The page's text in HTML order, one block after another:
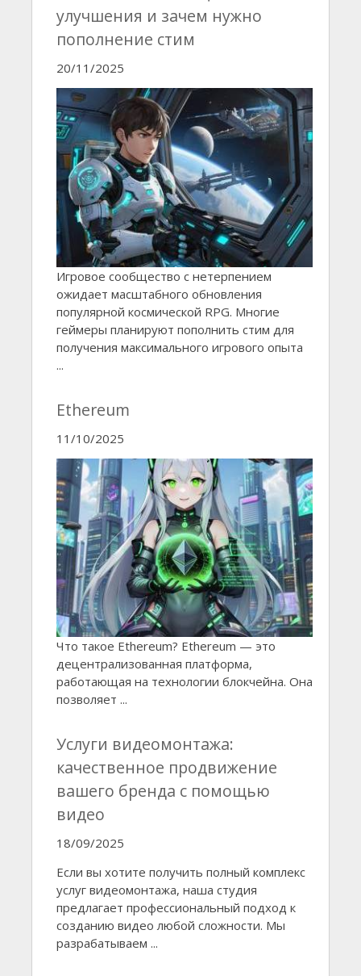
улучшения и зачем нужно
пополнение стим
20/11/2025
Игровое сообщество с нетерпением
ожидает масштабного обновления
популярной космической RPG. Многие
геймеры планируют пополнить стим для
получения максимального игрового опыта
...
Ethereum
11/10/2025
Что такое Ethereum? Ethereum — это
децентрализованная платформа,
работающая на технологии блокчейна. Она
позволяет ...
Услуги видеомонтажа:
качественное продвижение
вашего бренда с помощью
видео
18/09/2025
Если вы хотите получить полный комплекс
услуг видеомонтажа, наша студия
предлагает профессиональный подход к
созданию видео любой сложности. Мы
разрабатываем ...